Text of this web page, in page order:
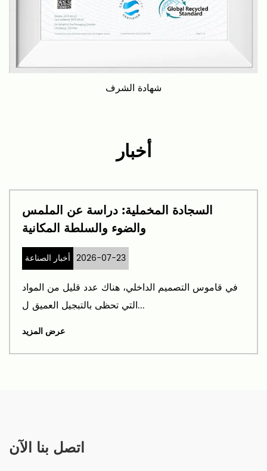
شهادة الشرف
أخبار
السجادة المخملية: دراسة عن الملمس
والضوء والسلطة المكانية
أخبار الصناعة 2026-07-23
في قاموس التصميم الداخلي، هناك عدد قليل من المواد
التي تحظى بالتبجيل العميق ل...
عرض المزيد
اتصل بنا الآن